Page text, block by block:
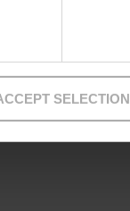
SELECTION